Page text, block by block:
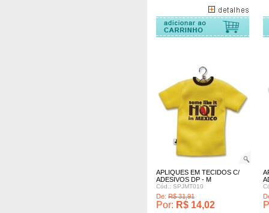
Comprar
APLIQUES EM TECIDOS C/
ADESIVOS DP - M
Cód.: SPJMT010
De: R$ 31,91
Por: R$ 14,02